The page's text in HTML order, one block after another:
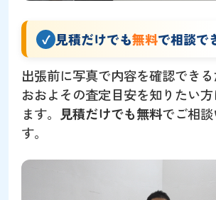
見積だけでも無料で相談で
出張前に写真で内容を確認でき
おおよその査定目安を知りたい
ます。 見積だけでも無料でご相
す。